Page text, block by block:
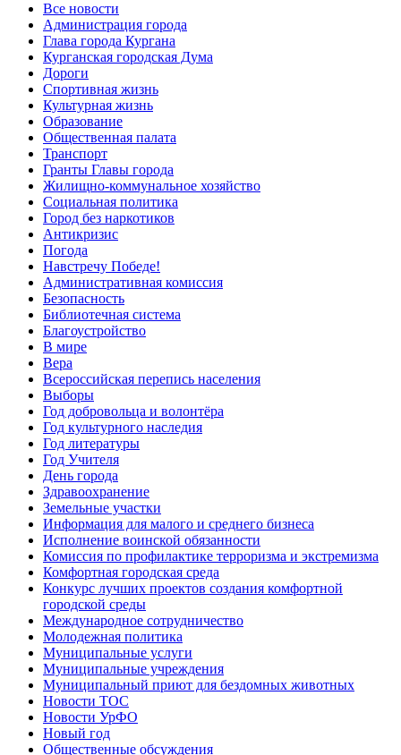
Все новости
Администрация города
Глава города Кургана
Курганская городская Дума
Дороги
Спортивная жизнь
Культурная жизнь
Образование
Общественная палата
Транспорт
Гранты Главы города
Жилищно-коммунальное хозяйство
Социальная политика
Город без наркотиков
Антикризис
Погода
Навстречу Победе!
Административная комиссия
Безопасность
Библиотечная система
Благоустройство
В мире
Вера
Всероссийская перепись населения
Выборы
Год добровольца и волонтёра
Год культурного наследия
Год литературы
Год Учителя
День города
Здравоохранение
Земельные участки
Информация для малого и среднего бизнеса
Исполнение воинской обязанности
Комиссия по профилактике терроризма и экстремизма
Комфортная городская среда
Конкурс лучших проектов создания комфортной
городской среды
Международное сотрудничество
Молодежная политика
Муниципальные услуги
Муниципальные учреждения
Муниципальный приют для бездомных животных
Новости ТОС
Новости УрФО
Новый год
Общественные обсуждения